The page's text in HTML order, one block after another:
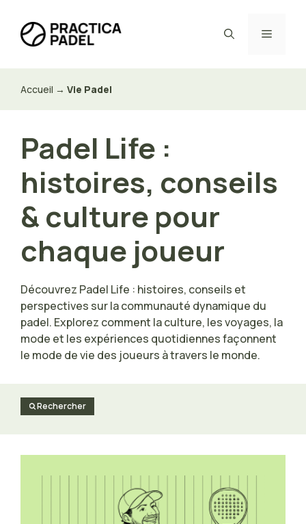
contenu
Menu
Accueil → Vie Padel
Padel Life :
histoires, conseils
& culture pour
chaque joueur
Découvrez Padel Life : histoires, conseils et
perspectives sur la communauté dynamique du
padel. Explorez comment la culture, les voyages, la
mode et les expériences quotidiennes façonnent
le mode de vie des joueurs à travers le monde.
Rechercher